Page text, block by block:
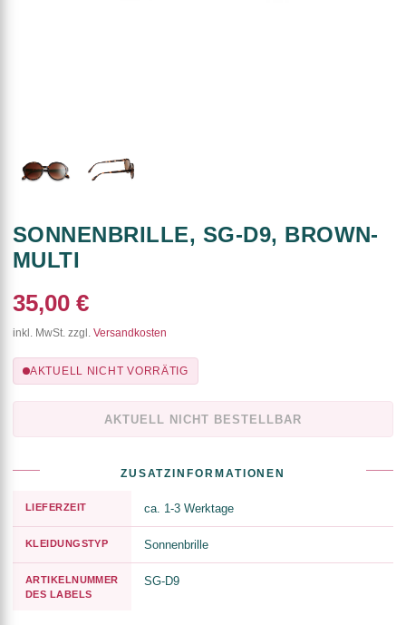
SONNENBRILLE, SG-D9, BROWN-
MULTI
35,00 €
inkl. MwSt. zzgl. Versandkosten
AKTUELL NICHT VORRÄTIG
AKTUELL NICHT BESTELLBAR
ZUSATZINFORMATIONEN
LIEFERZEIT ca. 1-3 Werktage
KLEIDUNGSTYP Sonnenbrille
ARTIKELNUMMER
DES LABELS
SG-D9